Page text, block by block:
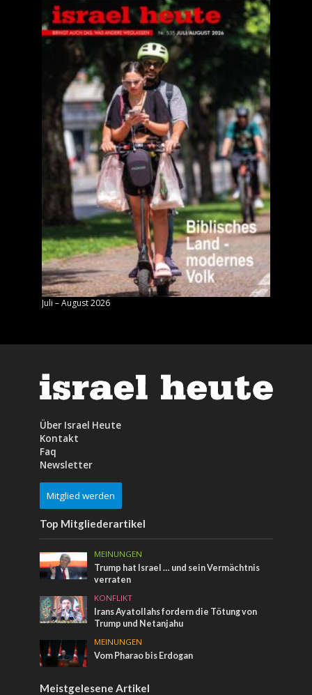
Juli – August 2026
Über Israel Heute
Kontakt
Faq
Newsletter
Mitglied werden
Top Mitgliederartikel
MEINUNGEN
Trump hat Israel … und sein Vermächtnis
verraten
KONFLIKT
Irans Ayatollahs fordern die Tötung von
Trump und Netanjahu
MEINUNGEN
Vom Pharao bis Erdogan
Meistgelesene Artikel